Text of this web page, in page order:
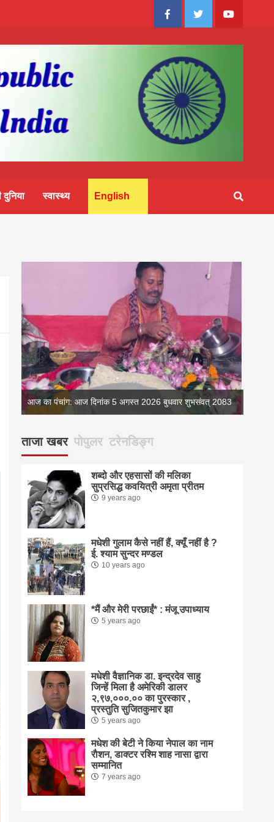
FacebookTwitter Youtube
स्वास्थ्य English
आज का पंचांग: आज दिनांक 5 अगस्त 2026 बुधवार शुभसंवत् 2083
ताजा खबर पोपुलर टरेनडिङ्ग
शब्दो और एहसासों की मलिका
सुप्रसिद्ध कवयित्री अमृता प्रीतम
9 years ago
मधेशी गुलाम कैसे नहीं हैं, क्यूँ नहीं है ?
ई. श्याम सुन्दर मण्डल
10 years ago
*मैं और मेरी परछाईं* : मंजू उपाध्याय
5 years ago
मधेशी वैज्ञानिक डा. इन्द्रदेव साहु
जिन्हें मिला है अमेरिकी डालर
२,९७,०००.०० का पुरस्कार ,
प्रस्तुति सुजितकुमार झा
5 years ago
मधेश की बेटी ने किया नेपाल का नाम
राैशन, डाक्टर रश्मि शाह नासा द्वारा
सम्मानित
7 years ago